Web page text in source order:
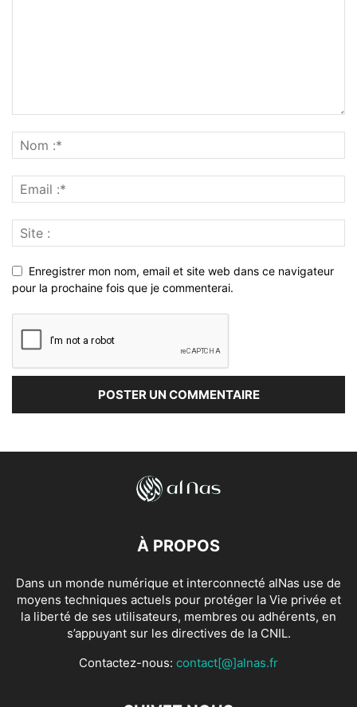
Enregistrer mon nom, email et site web dans ce navigateur
pour la prochaine fois que je commenterai.
À PROPOS
Dans un monde numérique et interconnecté alNas use de
moyens techniques actuels pour protéger la Vie privée et
la liberté de ses utilisateurs, membres ou adhérents, en
s’appuyant sur les directives de la CNIL.
Contactez-nous: contact[@]alnas.fr